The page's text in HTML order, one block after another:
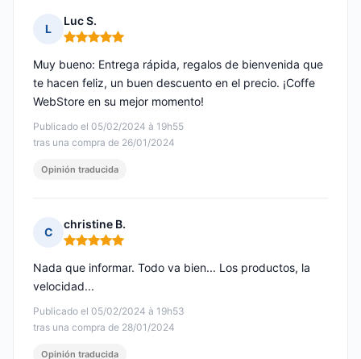
L
Luc S.
Nota: 5 de 5
Publicado el 05/02/2024 à 19h55
tras una compra de 26/01/2024
Muy bueno: Entrega rápida, regalos de bienvenida que
te hacen feliz, un buen descuento en el precio. ¡Coffe
WebStore en su mejor momento!
Opinión traducida
C
christine B.
Nota: 5 de 5
Publicado el 05/02/2024 à 19h53
tras una compra de 28/01/2024
Nada que informar. Todo va bien... Los productos, la
velocidad...
Opinión traducida